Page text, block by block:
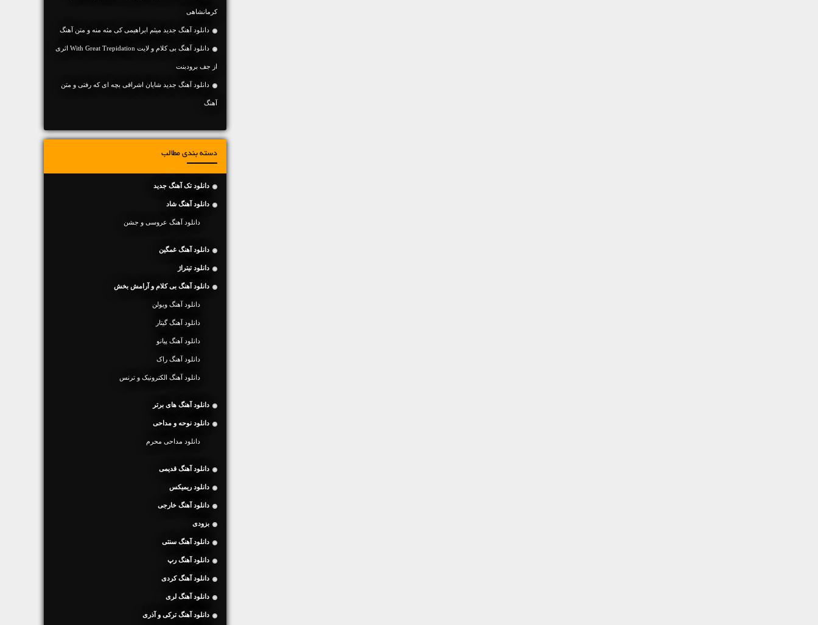
کرمانشاهی
دانلود آهنگ جديد میثم ابراهیمی کی مثه منه و متن آهنگ
دانلود آهنگ بی کلام و لایت With Great Trepidation اثری
از جف برودبنت
دانلود آهنگ جديد شایان اشراقی بچه ای که رفتی و متن
آهنگ
دسته بندی مطالب
دانلود تک آهنگ جدید
دانلود آهنگ شاد
دانلود آهنگ عروسی و جشن
دانلود آهنگ غمگین
دانلود تیتراژ
دانلود آهنگ بی کلام و آرامش بخش
دانلود آهنگ ویولن
دانلود آهنگ گیتار
دانلود آهنگ پیانو
دانلود آهنگ راک
دانلود آهنگ الکترونیک و ترنس
دانلود آهنگ های برتر
دانلود نوحه و مداحی
دانلود مداحی محرم
دانلود آهنگ قدیمی
دانلود ریمیکس
دانلود آهنگ خارجی
بزودی
دانلود آهنگ سنتی
دانلود آهنگ رپ
دانلود آهنگ کردی
دانلود آهنگ لری
دانلود آهنگ ترکی و آذری